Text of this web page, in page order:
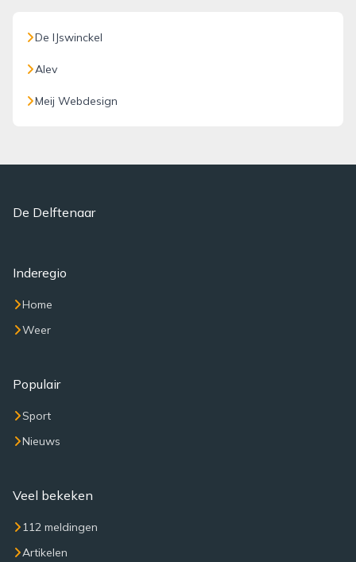
De IJswinckel
Alev
Meij Webdesign
De Delftenaar
Inderegio
Home
Weer
Populair
Sport
Nieuws
Veel bekeken
112 meldingen
Artikelen